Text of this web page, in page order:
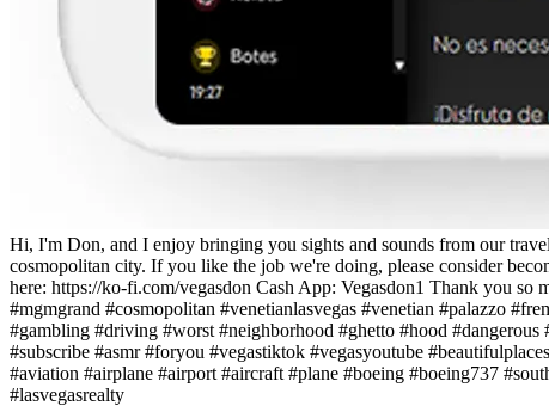
Hi, I'm Don, and I enjoy bringing you sights and sounds from our
cosmopolitan city. If you like the job we're doing, please consider
here: https://ko-fi.com/vegasdon Cash App: Vegasdon1 Thank you
#mgmgrand #cosmopolitan #venetianlasvegas #venetian #palazzo
#gambling #driving #worst #neighborhood #ghetto #hood
#subscribe #asmr #foryou #vegastiktok #vegasyoutube
#aviation #airplane #airport #aircraft #plane #boeing #boeing737
#lasvegasrealty